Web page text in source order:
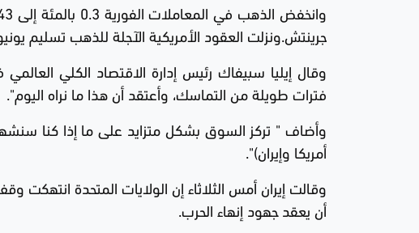
جرينتش.ونزلت العقود الأمريكية الآجلة للذهب تسليم يونيو حزيران 0.2 بالمئة إلى
وقال إيليا سبيفاك رئيس إدارة الاقتصاد الكلي
فترات طويلة من التماسك، وأعتقد أن هذا ما نراه اليوم".
وأضاف " تركز السوق بشكل متزايد على ما إذا كنا
أمريكا وإيران)".
وقالت إيران أمس الثلاثاء إن الولايات المتحدة
أن يعقد جهود إنهاء الحرب.